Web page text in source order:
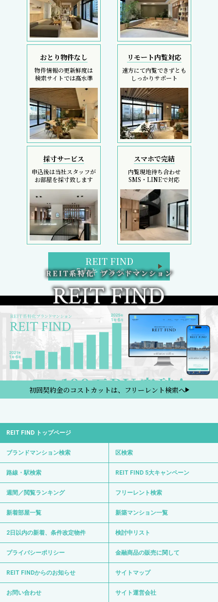
おとり物件なし
物件情報の更新鮮度は
検索サイトでは高水準
リモート内覧対応
遠方にて内覧できずとも
しっかりサポート
採寸サービス
申込後は当社スタッフが
お部屋を採寸致します
スマホで完結
内覧現地待ち合わせ
SMS・LINEで対応
REIT FIND
5大キャンペーン
初回契約金のコストカットは、フリーレント検索へ
REIT FIND トップページ
ブランドマンション検索 区検索
路線・駅検索 REIT FIND 5大キャンペーン
週間／閲覧ランキング フリーレント検索
新着部屋一覧 新築マンション一覧
2日以内の新着、条件改定物件 検討中リスト
プライバシーポリシー 金融商品の販売に関して
REIT FINDからのお知らせ サイトマップ
お問い合わせ サイト運営会社